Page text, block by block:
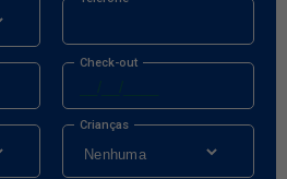
Check-out
Crianças